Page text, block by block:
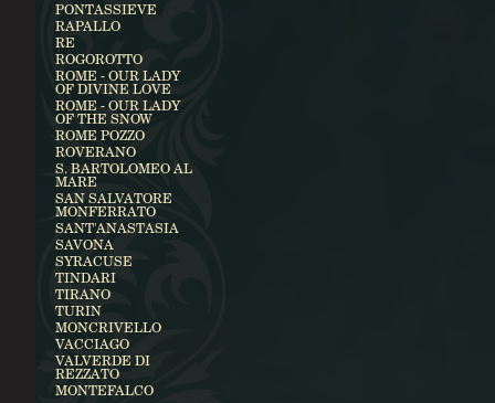
PONTASSIEVE
RAPALLO
RE
ROGOROTTO
ROME - OUR LADY
OF DIVINE LOVE
ROME - OUR LADY
OF THE SNOW
ROME POZZO
ROVERANO
S. BARTOLOMEO AL
MARE
SAN SALVATORE
MONFERRATO
SANT'ANASTASIA
SAVONA
SYRACUSE
TINDARI
TIRANO
TURIN
MONCRIVELLO
VACCIAGO
VALVERDE DI
REZZATO
MONTEFALCO